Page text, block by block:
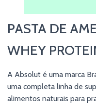
PASTA DE
WHEY
A Absolut é uma marca
uma completa linha de
alimentos naturais para